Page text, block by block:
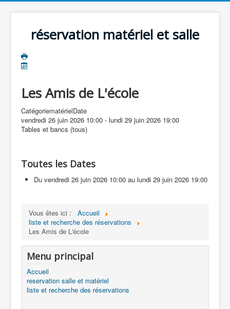
réservation matériel et salle
Les Amis de L'école
CatégoriematérielDate
vendredi 26 juin 2026 10:00 - lundi 29 juin 2026 19:00
Tables et bancs (tous)
Toutes les Dates
Du vendredi 26 juin 2026 10:00 au lundi 29 juin 2026 19:00
Vous êtes ici :
Accueil
liste et recherche des réservations
Les Amis de L'école
Menu principal
Accueil
reservation salle et matériel
liste et recherche des réservations